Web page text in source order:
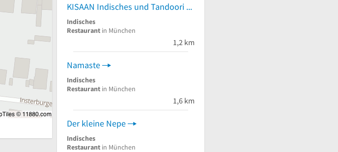
KISAAN Indisches und Tandoori Grillspezialitäten Restaurant
Indisches
Restaurant in München
1,2 km
Namaste
Indisches
Restaurant in München
1,6 km
Der kleine Nepe
Indisches
Restaurant in München